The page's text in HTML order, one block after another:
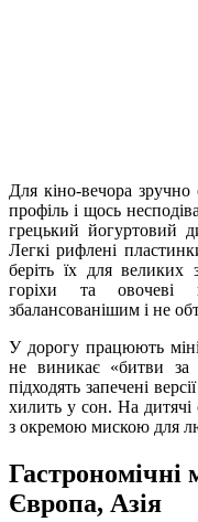
Для кіно-вечора
профіль і щось
грецький йогуртовий
Легкі рифлені
беріть їх для великих
горіхи та
збалансованішим і не
У дорогу працюють
не виникає «битви за
підходять запечені
хилить у сон. На дитячі
з окремою мискою для
Європа, Азія